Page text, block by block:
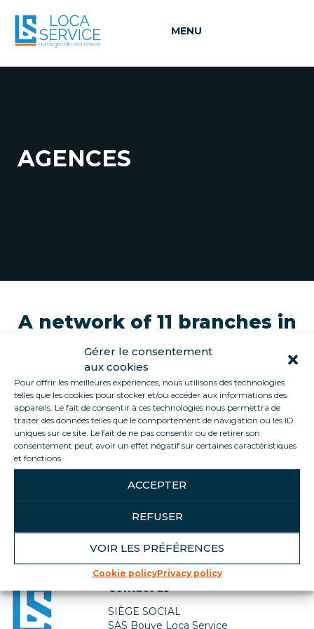
Gérer le consentement
aux cookies
Pour offrir les meilleures expériences, nous utilisons des technologies
telles que les cookies pour stocker et/ou accéder aux informations des
appareils. Le fait de consentir à ces technologies nous permettra de
traiter des données telles que le comportement de navigation ou les ID
uniques sur ce site. Le fait de ne pas consentir ou de retirer son
consentement peut avoir un effet négatif sur certaines caractéristiques
et fonctions.
ACCEPTER
REFUSER
VOIR LES PRÉFÉRENCES
Cookie policyPrivacy policy
MENU
AGENCES
A network of 11 branches in
France and Europe
Find a resource
Themes
SEARCH
Contact us
SIÈGE SOCIAL
SAS Bouve Loca Service